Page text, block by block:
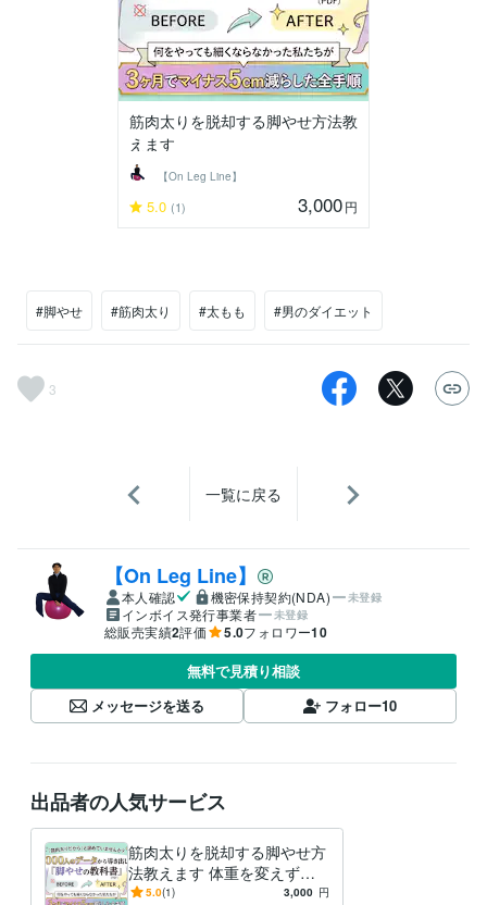
筋肉太りを脱却する脚やせ方法教
えます
【On Leg Line】
5.0 (1) 3,000円
#脚やせ #筋肉太り #太もも #男のダイエット
3
一覧に戻る
【On Leg Line】
本人確認 機密保持契約(NDA) 未登録
インボイス発行事業者 未登録
総販売実績2評価 5.0フォロワー10
無料で見積り相談
メッセージを送る
フォロー10
出品者の人気サービス
筋肉太りを脱却する脚やせ方
法教えます 体重を変えずに
太ももだけをマイナス５ｃｍ
5.0(1) 3,000 円